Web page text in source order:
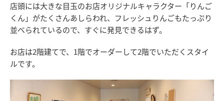
店頭には大きな目玉のお店オリジナルキャラクター「りんご
くん」がたくさんあしらわれ、フレッシュりんごもたっぷり
並べられているので、すぐに発見できるはず。
お店は2階建てで、1階でオーダーして2階でいただくスタイ
ルです。